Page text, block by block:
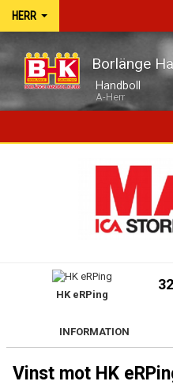
HERR
Borlänge
Handboll
A-Herr
KALENDER
BILDGALLERI
DOKUMENT
HK eRPing
INFORMATION
Vinst mot HK